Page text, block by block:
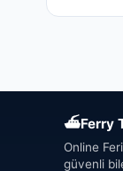
⛴Ferry
Online
güvenli